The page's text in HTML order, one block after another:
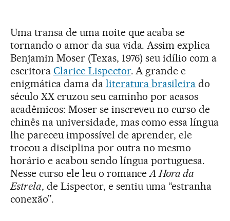
Uma transa de uma noite que acaba se
tornando o amor da sua vida. Assim explica
Benjamin Moser (Texas, 1976) seu idílio com a
escritora Clarice Lispector. A grande e
enigmática dama da literatura brasileira do
século XX cruzou seu caminho por acasos
acadêmicos: Moser se inscreveu no curso de
chinês na universidade, mas como essa língua
lhe pareceu impossível de aprender, ele
trocou a disciplina por outra no mesmo
horário e acabou sendo língua portuguesa.
Nesse curso ele leu o romanceA Hora da
Estrela, de Lispector, e sentiu uma “estranha
conexão”.